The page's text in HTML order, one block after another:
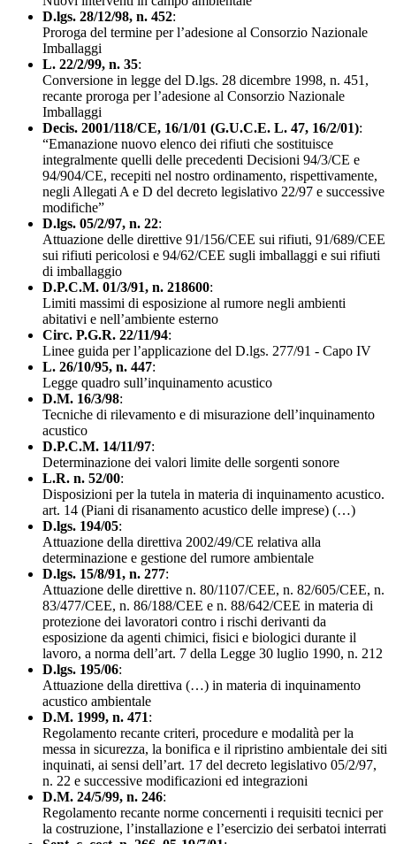
D.lgs. 28/12/98, n. 452:
Proroga del termine per l’adesione al Consorzio Nazionale
Imballaggi
L. 22/2/99, n. 35:
Conversione in legge del D.lgs. 28 dicembre 1998, n. 451,
recante proroga per l’adesione al Consorzio Nazionale
Imballaggi
Decis. 2001/118/CE, 16/1/01 (G.U.C.E. L. 47, 16/2/01):
“Emanazione nuovo elenco dei rifiuti che sostituisce
integralmente quelli delle precedenti Decisioni 94/3/CE e
94/904/CE, recepiti nel nostro ordinamento, rispettivamente,
negli Allegati A e D del decreto legislativo 22/97 e successive
modifiche”
D.lgs. 05/2/97, n. 22:
Attuazione delle direttive 91/156/CEE sui rifiuti, 91/689/CEE
sui rifiuti pericolosi e 94/62/CEE sugli imballaggi e sui rifiuti
di imballaggio
D.P.C.M. 01/3/91, n. 218600:
Limiti massimi di esposizione al rumore negli ambienti
abitativi e nell’ambiente esterno
Circ. P.G.R. 22/11/94:
Linee guida per l’applicazione del D.lgs. 277/91 - Capo IV
L. 26/10/95, n. 447:
Legge quadro sull’inquinamento acustico
D.M. 16/3/98:
Tecniche di rilevamento e di misurazione dell’inquinamento
acustico
D.P.C.M. 14/11/97:
Determinazione dei valori limite delle sorgenti sonore
L.R. n. 52/00:
Disposizioni per la tutela in materia di inquinamento acustico.
art. 14 (Piani di risanamento acustico delle imprese) (…)
D.lgs. 194/05:
Attuazione della direttiva 2002/49/CE relativa alla
determinazione e gestione del rumore ambientale
D.lgs. 15/8/91, n. 277:
Attuazione delle direttive n. 80/1107/CEE, n. 82/605/CEE, n.
83/477/CEE, n. 86/188/CEE e n. 88/642/CEE in materia di
protezione dei lavoratori contro i rischi derivanti da
esposizione da agenti chimici, fisici e biologici durante il
lavoro, a norma dell’art. 7 della Legge 30 luglio 1990, n. 212
D.lgs. 195/06:
Attuazione della direttiva (…) in materia di inquinamento
acustico ambientale
D.M. 1999, n. 471:
Regolamento recante criteri, procedure e modalità per la
messa in sicurezza, la bonifica e il ripristino ambientale dei siti
inquinati, ai sensi dell’art. 17 del decreto legislativo 05/2/97,
n. 22 e successive modificazioni ed integrazioni
D.M. 24/5/99, n. 246:
Regolamento recante norme concernenti i requisiti tecnici per
la costruzione, l’installazione e l’esercizio dei serbatoi interrati